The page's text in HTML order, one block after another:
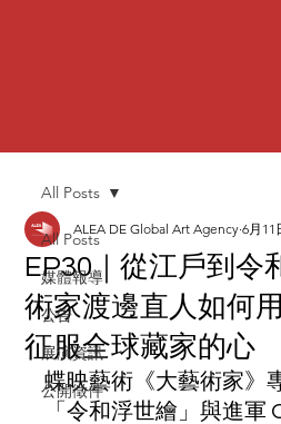
All Posts
媒體報導
公告
展演資訊
公開徵件
All Posts
EP30｜從江戶到
術家渡邊直人如何
征服全球藏家的心
ALEA DE Global Art Agency 6月11
蝶映藝術《大藝術家》
「令和浮世繪」與進軍